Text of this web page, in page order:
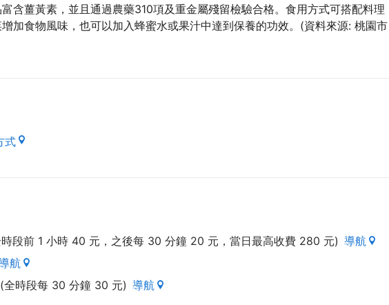
含薑黃素，並且通過農藥310項及重金屬殘留檢驗合格。食用方式可搭配料理
加食物風味，也可以加入蜂蜜水或果汁中達到保養的功效。(資料來源: 桃園市
式
段前 1 小時 40 元，之後每 30 分鐘 20 元，當日最高收費 280 元) 導航
航
(全時段每 30 分鐘 30 元) 導航